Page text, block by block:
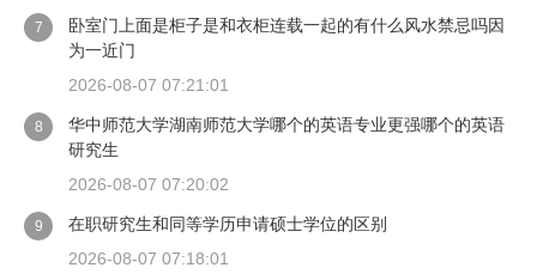
7
卧室门上面是柜子是和衣柜连载一起的有什么风水禁忌吗因
为一近门
2026-08-07 07:21:01
8
华中师范大学湖南师范大学哪个的英语专业更强哪个的英语
研究生
2026-08-07 07:20:02
9
在职研究生和同等学历申请硕士学位的区别
2026-08-07 07:18:01